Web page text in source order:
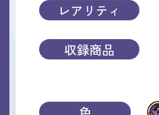
レアリティ
収録商品